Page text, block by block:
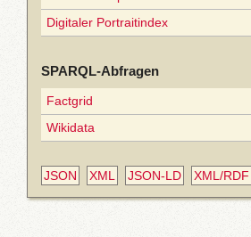
Digitaler Portraitindex
SPARQL-Abfragen
Factgrid
Wikidata
JSON XML JSON-LD XML/RDF